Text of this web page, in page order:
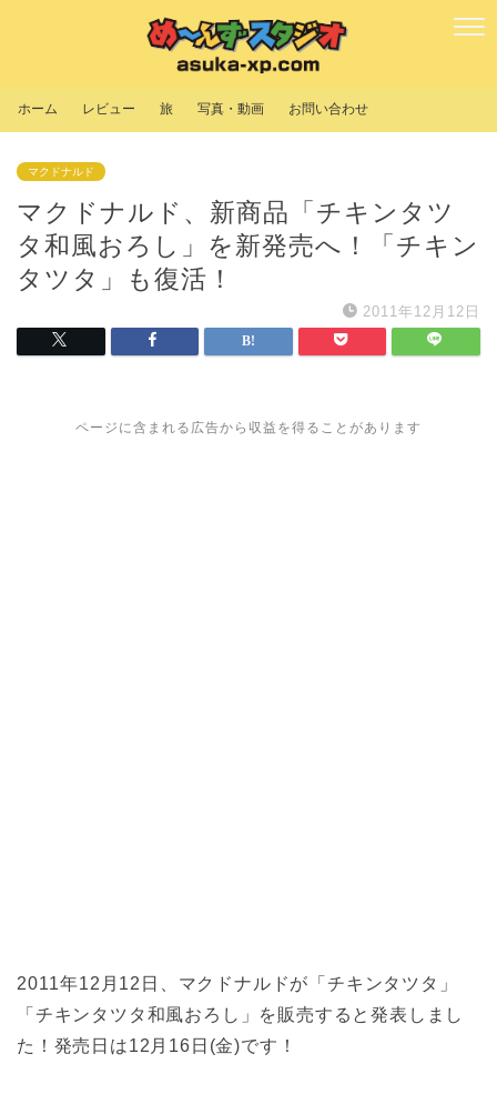
ホーム レビュー 旅 写真・動画 お問い合わせ
マクドナルド
マクドナルド、新商品「チキンタツ
タ和風おろし」を新発売へ！「チキン
タツタ」も復活！
2011年12月12日
ページに含まれる広告から収益を得ることがあります
2011年12月12日、マクドナルドが「チキンタツタ」
「チキンタツタ和風おろし」を販売すると発表しまし
た！発売日は12月16日(金)です！